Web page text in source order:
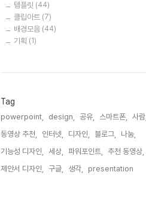
템플릿 (44)
클립아트 (7)
배경모음 (44)
기획 (1)
Tag
powerpoint, design, 공유, 스마트폰,
사람,
동영상 추천,
인터넷, 디자인, 블로그,
나눔,
기능성 디자인,
세상, 파워포인트, 추천 동영상,
제안서 디자인,
구글, 생각, presentation,